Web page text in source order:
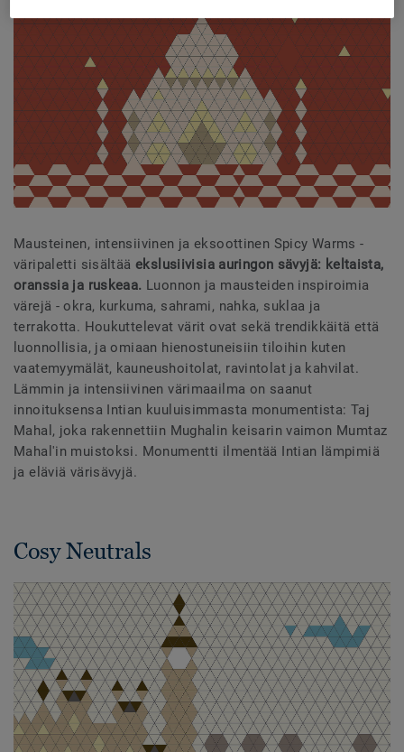
Mausteinen, intensiivinen ja eksoottinen Spicy Warms -
väripaletti sisältää ekslusiivisia auringon sävyjä: keltaista,
oranssia ja ruskeaa. Luonnon ja mausteiden inspiroimia
värejä - okra, kurkuma, sahrami, nahka, suklaa ja
terrakotta. Houkuttelevat värit ovat sekä trendikkäitä että
luonnollisia, ja omiaan hienostuneisiin tiloihin kuten
vaatemyymälät, kauneushoitolat, ravintolat ja kahvilat.
Lämmin ja intensiivinen värimaailma on saanut
innoituksensa Intian kuuluisimmasta monumentista: Taj
Mahal, joka rakennettiin Mughalin keisarin vaimon Mumtaz
Mahal'in muistoksi. Monumentti ilmentää Intian lämpimiä
ja eläviä värisävyjä.
Cosy Neutrals